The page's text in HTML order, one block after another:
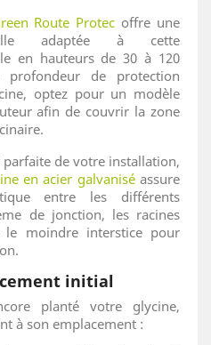
Route Protec offre une
adaptée à cette
en hauteurs de 30 à 120
de protection
optez pour un modèle
afin de couvrir la zone
de votre installation,
en acier galvaniséassure
entre les différents
de jonction, les racines
le moindre interstice pour
initial
planté votre glycine,
à son emplacement :